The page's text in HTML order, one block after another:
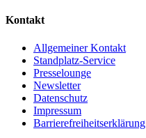
Kontakt
Allgemeiner Kontakt
Standplatz-Service
Presselounge
Newsletter
Datenschutz
Impressum
Barrierefreiheitserklärung